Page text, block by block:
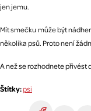
jen jemu.
Mít smečku může být
několika psů. Proto není
A než se rozhodnete přivést
Štítky:psi